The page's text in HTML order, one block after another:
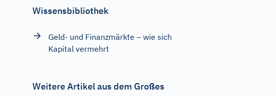
Wissensbibliothek
Geld- und Finanzmärkte – wie sich
Kapital vermehrt
Weitere Artikel aus dem Großes